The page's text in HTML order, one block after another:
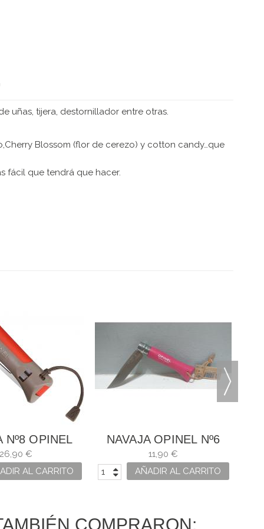
uñas, tijera, destornillador entre otras.
Blossom (flor de cerezo) y cotton candy…que
fácil que tendrá que hacer.
Nº8 OPINEL
26,90 €
AL CARRITO
NAVAJA OPINEL Nº6
FRAMBUESA
11,90 €
AÑADIR AL CARRITO
COMPRARON: